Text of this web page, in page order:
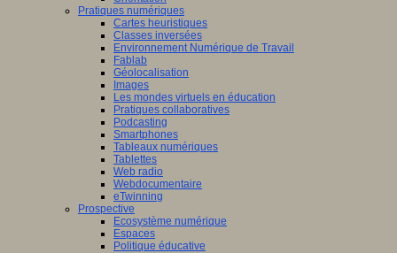
Pratiques numériques
Cartes heuristiques
Classes inversées
Environnement Numérique de Travail
Fablab
Géolocalisation
Images
Les mondes virtuels en éducation
Pratiques collaboratives
Podcasting
Smartphones
Tableaux numériques
Tablettes
Web radio
Webdocumentaire
eTwinning
Prospective
Ecosystème numérique
Espaces
Politique éducative